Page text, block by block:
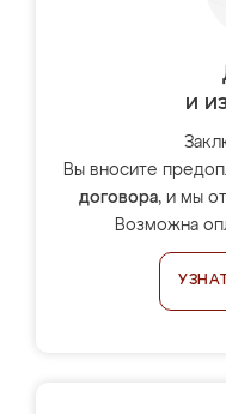
и
Вы вносите
договора, и мы
Возможна